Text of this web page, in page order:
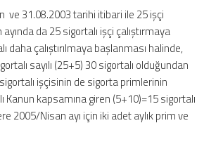
ve 31.08.2003 tarihi itibari ile 25 işçi
da 25 sigortalı işçi çalıştırmaya
çalıştırılmaya başlanması halinde,
sayılı (25+5) 30 sigortalı olduğundan
işçisinin de sigorta primlerinin
kapsamına giren (5+10)=15 sigortalı
2005/Nisan ayı için iki adet aylık prim ve